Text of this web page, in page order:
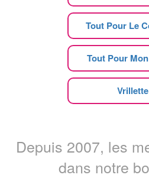
Tout Pour Le
Tout Pour
Vrillette
Depuis 2007, les
dans notre